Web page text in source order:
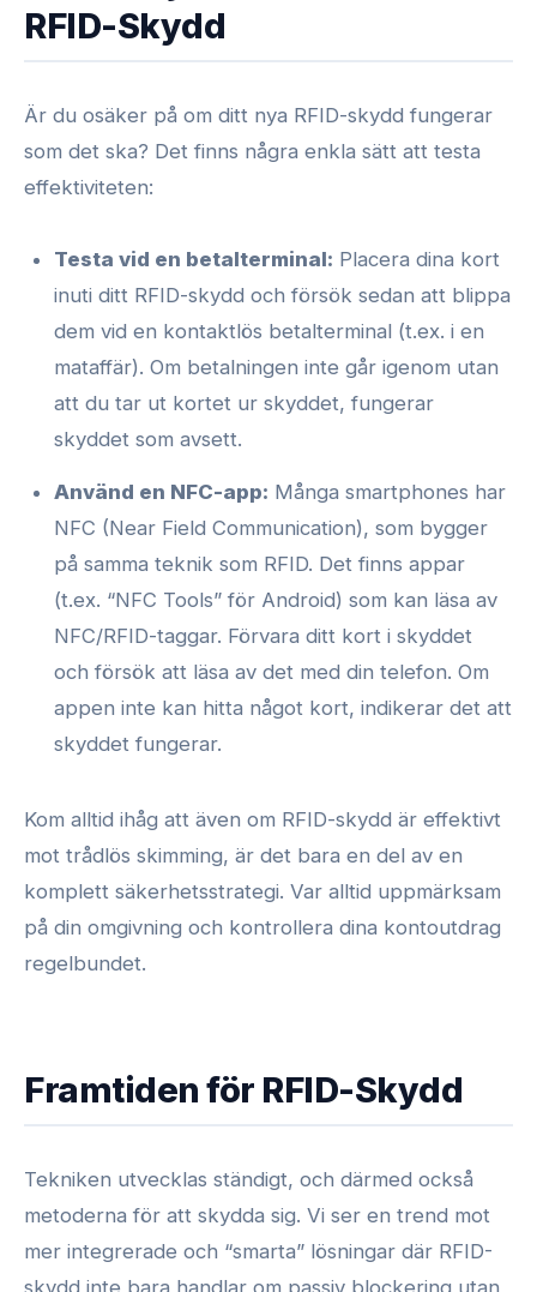
RFID-Skydd
Är du osäker på om ditt nya RFID-skydd fungerar
som det ska? Det finns några enkla sätt att testa
effektiviteten:
Testa vid en betalterminal: Placera dina kort
inuti ditt RFID-skydd och försök sedan att blippa
dem vid en kontaktlös betalterminal (t.ex. i en
mataffär). Om betalningen inte går igenom utan
att du tar ut kortet ur skyddet, fungerar
skyddet som avsett.
Använd en NFC-app: Många smartphones har
NFC (Near Field Communication), som bygger
på samma teknik som RFID. Det finns appar
(t.ex. “NFC Tools” för Android) som kan läsa av
NFC/RFID-taggar. Förvara ditt kort i skyddet
och försök att läsa av det med din telefon. Om
appen inte kan hitta något kort, indikerar det att
skyddet fungerar.
Kom alltid ihåg att även om RFID-skydd är effektivt
mot trådlös skimming, är det bara en del av en
komplett säkerhetsstrategi. Var alltid uppmärksam
på din omgivning och kontrollera dina kontoutdrag
regelbundet.
Framtiden för RFID-Skydd
Tekniken utvecklas ständigt, och därmed också
metoderna för att skydda sig. Vi ser en trend mot
mer integrerade och “smarta” lösningar där RFID-
skydd inte bara handlar om passiv blockering utan